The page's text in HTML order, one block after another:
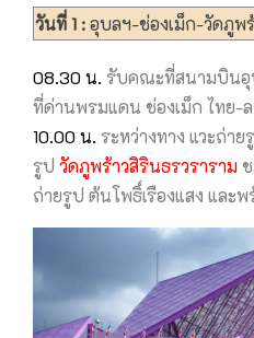
วันที่ 1 :อุบลฯ-ช่องเม็ก-วัดภูพ
08.30 น. รับคณะที่สนามบินอุ
ที่ด่านพรมแดน ช่องเม็ก ไทย-ล
10.00 น. ระหว่างทาง แวะถ่า
รูป วัดภูพร้าวสิรินธรวราราม
ถ่ายรูป ต้นโพธิ์เรืองแสง และ